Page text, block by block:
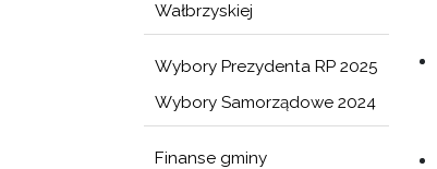
Wałbrzyskiej
Wybory Prezydenta RP 2025
Wybory Samorządowe 2024
Finanse gminy